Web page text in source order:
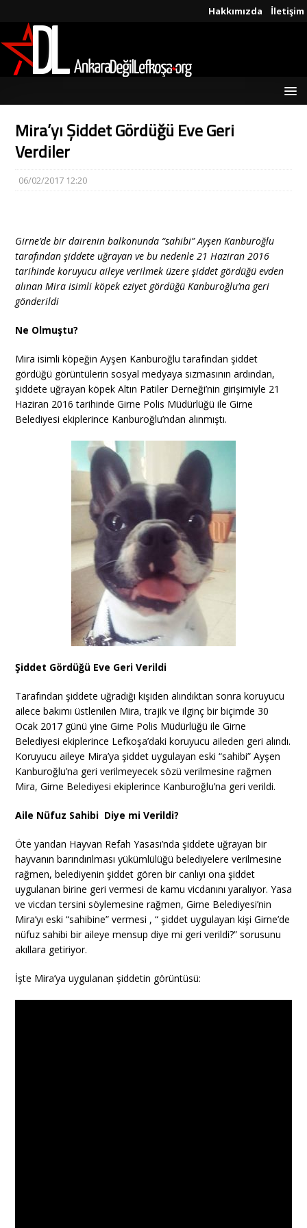
Hakkımızda İletişim
Mira’yı Şiddet Gördüğü Eve Geri
Verdiler
06/02/2017 12:20
Girne’de bir dairenin balkonunda “sahibi” Ayşen Kanburoğlu
tarafından şiddete uğrayan ve bu nedenle 21 Haziran 2016
tarihinde koruyucu aileye verilmek üzere şiddet gördüğü evden
alınan Mira isimli köpek eziyet gördüğü Kanburoğlu’na geri
gönderildi
Ne Olmuştu?
Mira isimli köpeğin Ayşen Kanburoğlu tarafından şiddet
gördüğü görüntülerin sosyal medyaya sızmasının ardından,
şiddete uğrayan köpek Altın Patiler Derneği’nin girişimiyle 21
Haziran 2016 tarihinde Girne Polis Müdürlüğü ile Girne
Belediyesi ekiplerince Kanburoğlu’ndan alınmıştı.
Şiddet Gördüğü Eve Geri Verildi
Tarafından şiddete uğradığı kişiden alındıktan sonra koruyucu
ailece bakımı üstlenilen Mira, trajik ve ilginç bir biçimde 30
Ocak 2017 günü yine Girne Polis Müdürlüğü ile Girne
Belediyesi ekiplerince Lefkoşa’daki koruyucu aileden geri alındı.
Koruyucu aileye Mira’ya şiddet uygulayan eski “sahibi” Ayşen
Kanburoğlu’na geri verilmeyecek sözü verilmesine rağmen
Mira, Girne Belediyesi ekiplerince Kanburoğlu’na geri verildi.
Aile Nüfuz Sahibi Diye mi Verildi?
Öte yandan Hayvan Refah Yasası’nda şiddete uğrayan bir
hayvanın barındırılması yükümlülüğü belediyelere verilmesine
rağmen, belediyenin şiddet gören bir canlıyı ona şiddet
uygulanan birine geri vermesi de kamu vicdanını yaralıyor. Yasa
ve vicdan tersini söylemesine rağmen, Girne Belediyesi’nin
Mira’yı eski “sahibine” vermesi , “ şiddet uygulayan kişi Girne’de
nüfuz sahibi bir aileye mensup diye mi geri verildi?” sorusunu
akıllara getiriyor.
İşte Mira’ya uygulanan şiddetin görüntüsü: